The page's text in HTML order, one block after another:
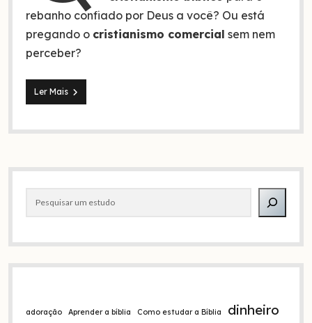
rebanho confiado por Deus a você? Ou está
pregando o cristianismo comercial sem nem
perceber?
Ler Mais21
Diferenças
o
cristianismo
comercial
Barra
lateral
adoração Aprender a bíblia Como estudar a Bíblia dinheiro